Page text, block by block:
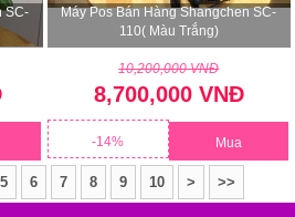
SC-
Máy Pos Bán Hàng Shangchen SC-
110( Màu Trắng)
10,200,000 VNĐ
8,700,000 VNĐ
-14% Mua
5 6 7 8 9 10 > >>